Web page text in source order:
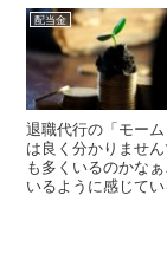
配当金
退職代行の「モー
は良く分かりませ
も多くいるのかな
いるように感じて